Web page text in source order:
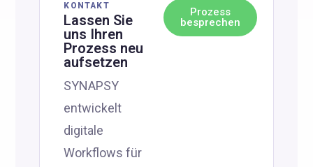
KONTAKT
Lassen Sie
uns Ihren
Prozess neu
aufsetzen
SYNAPSY
entwickelt
digitale
Workflows für
Prozess
besprechen